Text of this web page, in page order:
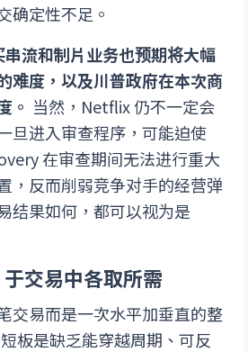
确定性不足。
流和制片业务也预期将大幅
难度，以及川普政府在本次商
。 当然，Netflix 仍不一定会
旦进入审查程序，可能迫使
在审查期间无法进行重大
，反而削弱竞争对手的经营弹
结果如何，都可以视为是
交易中各取所需
交易而是一次水平加垂直的整
板是缺乏能穿越周期、可反